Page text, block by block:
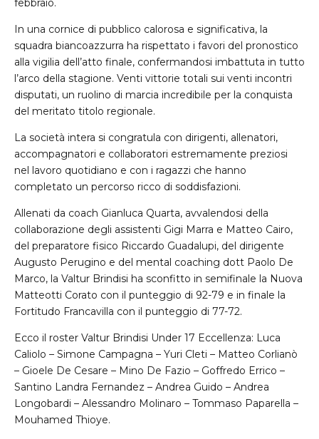
febbraio.
In una cornice di pubblico calorosa e significativa, la
squadra biancoazzurra ha rispettato i favori del pronostico
alla vigilia dell’atto finale, confermandosi imbattuta in tutto
l’arco della stagione. Venti vittorie totali sui venti incontri
disputati, un ruolino di marcia incredibile per la conquista
del meritato titolo regionale.
La società intera si congratula con dirigenti, allenatori,
accompagnatori e collaboratori estremamente preziosi
nel lavoro quotidiano e con i ragazzi che hanno
completato un percorso ricco di soddisfazioni.
Allenati da coach Gianluca Quarta, avvalendosi della
collaborazione degli assistenti Gigi Marra e Matteo Cairo,
del preparatore fisico Riccardo Guadalupi, del dirigente
Augusto Perugino e del mental coaching dott Paolo De
Marco, la Valtur Brindisi ha sconfitto in semifinale la Nuova
Matteotti Corato con il punteggio di 92-79 e in finale la
Fortitudo Francavilla con il punteggio di 77-72.
Ecco il roster Valtur Brindisi Under 17 Eccellenza: Luca
Caliolo – Simone Campagna – Yuri Cleti – Matteo Corlianò
– Gioele De Cesare – Mino De Fazio – Goffredo Errico –
Santino Landra Fernandez – Andrea Guido – Andrea
Longobardi – Alessandro Molinaro – Tommaso Paparella –
Mouhamed Thioye.